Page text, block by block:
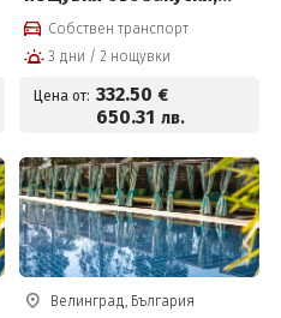
премиум вечери и
ползване на СПА център
Собствен транспорт
3 дни / 2 нощувки
Цена от: 332.50 €
650.31 лв.
Велинград, България